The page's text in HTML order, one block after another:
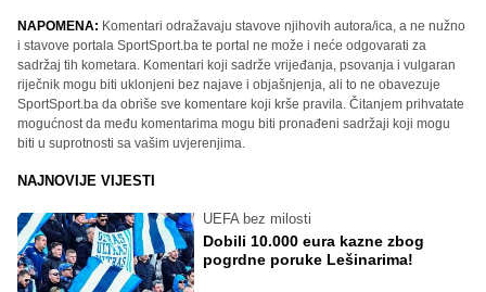
NAPOMENA: Komentari odražavaju stavove njihovih autora/ica, a ne nužno
i stavove portala SportSport.ba te portal ne može i neće odgovarati za
sadržaj tih kometara. Komentari koji sadrže vrijeđanja, psovanja i vulgaran
riječnik mogu biti uklonjeni bez najave i objašnjenja, ali to ne obavezuje
SportSport.ba da obriše sve komentare koji krše pravila. Čitanjem prihvatate
mogućnost da među komentarima mogu biti pronađeni sadržaji koji mogu
biti u suprotnosti sa vašim uvjerenjima.
NAJNOVIJE VIJESTI
UEFA bez milosti
Dobili 10.000 eura kazne zbog
pogrdne poruke Lešinarima!